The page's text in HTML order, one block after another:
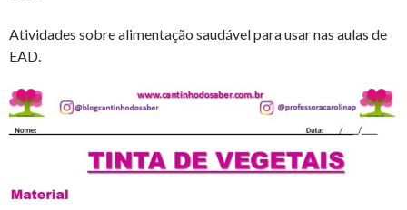
Atividades sobre alimentação saudável para usar nas aulas de
EAD.